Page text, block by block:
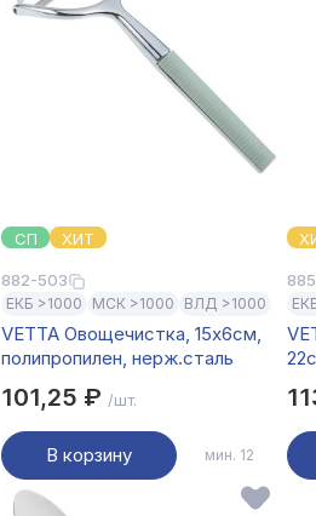
СП ХИТ
882-503
ЕКБ >1000 МСК >1000 ВЛД >1000
VETTA Овощечистка, 15х6см,
полипропилен, нерж.сталь
101,25 ₽ /шт.
В корзину мин. 12